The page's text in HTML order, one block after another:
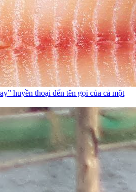
huyền thoại đến tên gọi của cả một